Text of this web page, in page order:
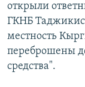
открыли
ГКНБ
местность
переброшены
средства".